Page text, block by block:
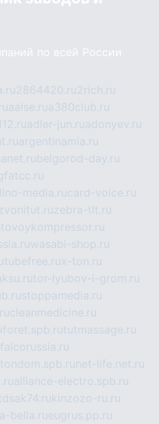
по всей России
2864420.ru2rich.ru
aalse.rua380club.ru
adler-jun.ruadonyev.ru
argentinamia.ru
belgorod-day.ru
media.rucard-voice.ru
zvonitut.ruzebra-tlt.ru
wasabi-shop.ru
x-ton.ru
tor-lyubov-i-grom.ru
stoppamedia.ru
cleanmedicine.ru
tutmassage.ru
falcorussia.ru
net-life.net.ru
alliance-electro.spb.ru
tdsak74.rukinzozo-ru.ru
bella.rueugrus.pp.ru